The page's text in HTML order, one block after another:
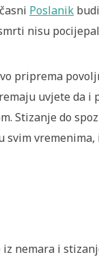
Poslanik
nisu
priprema
uvjete da i
Stizanje do
svim
nemara i